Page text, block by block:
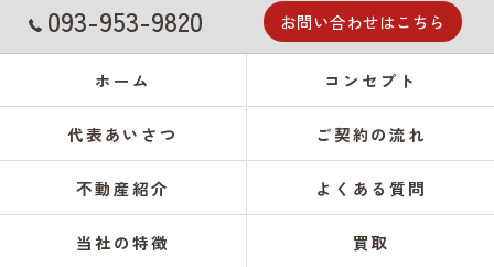
093-953-9820 お問い合わせはこちら
ホーム コンセプト
代表あいさつ ご契約の流れ
不動産紹介 よくある質問
当社の特徴 買取